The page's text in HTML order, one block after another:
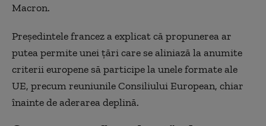
Macron.
Președintele francez a explicat că propunerea ar
putea permite unei țări care se aliniază la anumite
criterii europene să participe la unele formate ale
UE, precum reuniunile Consiliului European, chiar
înainte de aderarea deplină.